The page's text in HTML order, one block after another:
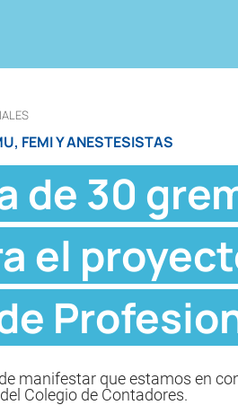
FEMI Y ANESTESISTAS
de 30
el
manifestar que estamos en
Colegio de Contadores.